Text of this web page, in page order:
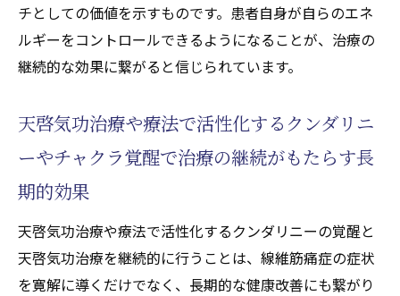
チとしての価値を示すものです。患者自身が自らのエネ
ルギーをコントロールできるようになることが、治療の
継続的な効果に繋がると信じられています。
天啓気功治療や療法で活性化するクンダリニ
ーやチャクラ覚醒で治療の継続がもたらす長
期的効果
天啓気功治療や療法で活性化するクンダリニーの覚醒と
天啓気功治療を継続的に行うことは、線維筋痛症の症状
を寛解に導くだけでなく、長期的な健康改善にも繋がり